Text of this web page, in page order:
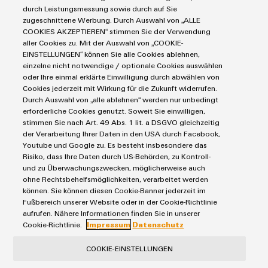
Reihenklemmen
Stromversorgungen
Single Pair Ethernet
Smart Metering
SNAP IN Anschlusstechnologie
Workplace Solutions
Connectivity Consulting
eShop / Digitale Bestellmöglichkeiten
Engineering-Daten
PCB Connector Services
Support Center
Technische Produktkataloge
Weidmüller Configurator
Industrien
Datencenter
Gerätehersteller
Maschinenbau
Photovoltaik
Wasserstoff
Weidmüller Industry Match
Windenergie
Impressum
Einkaufs- /Lieferanteninformationen
Datenschutzerklärung
Cookie Richtlinie
Cookie Einstellungen
Weidmüller GmbH & Co KG
Klingenbergstraße 26
32758 Detmold
Tel.: +49 5231 14-280
durch Leistungsmessung sowie durch auf Sie
zugeschnittene Werbung. Durch Auswahl von „ALLE
COOKIES AKZEPTIEREN“ stimmen Sie der Verwendung
aller Cookies zu. Mit der Auswahl von „COOKIE-
EINSTELLUNGEN“ können Sie alle Cookies ablehnen,
einzelne nicht notwendige / optionale Cookies auswählen
oder Ihre einmal erklärte Einwilligung durch abwählen von
Cookies jederzeit mit Wirkung für die Zukunft widerrufen.
Durch Auswahl von „alle ablehnen“ werden nur unbedingt
erforderliche Cookies genutzt. Soweit Sie einwilligen,
stimmen Sie nach Art. 49 Abs. 1 lit. a DSGVO gleichzeitig
der Verarbeitung Ihrer Daten in den USA durch Facebook,
Youtube und Google zu. Es besteht insbesondere das
Risiko, dass Ihre Daten durch US-Behörden, zu Kontroll-
und zu Überwachungszwecken, möglicherweise auch
ohne Rechtsbehelfsmöglichkeiten, verarbeitet werden
können. Sie können diesen Cookie-Banner jederzeit im
Fußbereich unserer Website oder in der Cookie-Richtlinie
aufrufen. Nähere Informationen finden Sie in unserer
Cookie-Richtlinie.
Impressum Datenschutz
COOKIE-EINSTELLUNGEN